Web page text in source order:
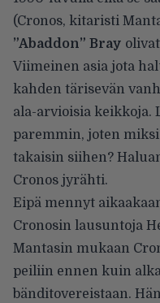
(Cronos, kitaristi
”Abaddon” Bray
Viimeinen asia jota
kahden tärisevän
ala-arvioisia keikkoja.
paremmin, joten
takaisin siihen?
Cronos jyrähti.
Eipä mennyt
Cronosin lausuntoja
Mantasin mukaan
peiliin ennen kuin
bänditovereistaan.